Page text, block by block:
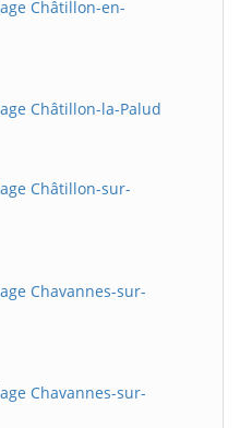
Châtillon-en-
Châtillon-la-Palud
Châtillon-sur-
Chavannes-sur-
Chavannes-sur-